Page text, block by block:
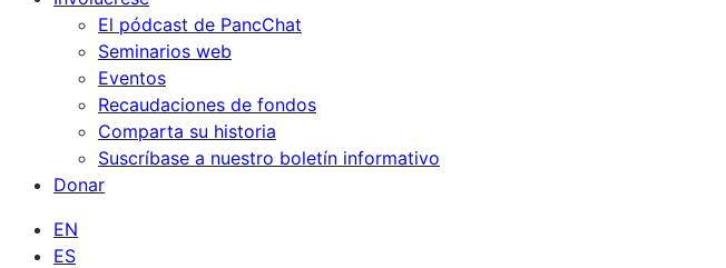
El pódcast de PancChat
Seminarios web
Eventos
Recaudaciones de fondos
Comparta su historia
Suscríbase a nuestro boletín informativo
Donar
EN
ES